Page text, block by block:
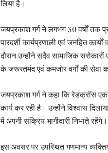
लिया है।
जयप्रकाश गर्ग ने लगभग 30 वर्षों
पारदर्शी कार्यप्रणाली एवं जनहित
दौरान उन्होंने सदैव सामाजिक सरोकारों
के जरूरतमंद एवं कमजोर वर्गों की सेवा
जयप्रकाश गर्ग ने कहा कि रेडक्रॉस
कार्य कर रही है। उन्होंने विश्वास
में अपनी सक्रिय भागीदारी निभाते रहेंगे।
इस अवसर पर उपस्थित गणमान्य